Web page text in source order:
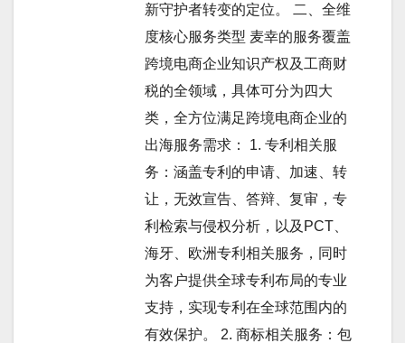
新守护者转变的定位。 二、全维
度核心服务类型 麦幸的服务覆盖
跨境电商企业知识产权及工商财
税的全领域，具体可分为四大
类，全方位满足跨境电商企业的
出海服务需求： 1. 专利相关服
务：涵盖专利的申请、加速、转
让，无效宣告、答辩、复审，专
利检索与侵权分析，以及PCT、
海牙、欧洲专利相关服务，同时
为客户提供全球专利布局的专业
支持，实现专利在全球范围内的
有效保护。 2. 商标相关服务：包